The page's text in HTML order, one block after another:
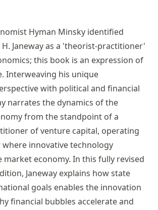
Hyman Minsky identified
Janeway as a 'theorist-practitioner'
this book is an expression of
Interweaving his unique
with political and financial
narrates the dynamics of the
from the standpoint of a
of venture capital, operating
innovative technology
economy. In this fully revised
Janeway explains how state
goals enables the innovation
financial bubbles accelerate and